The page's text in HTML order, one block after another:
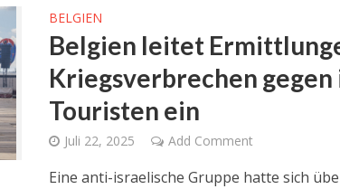
BELGIEN
Belgien leitet
Kriegsverbrechen gegen
Touristen ein
Juli 22, 2025 Add Comment
Eine anti-israelische Gruppe hatte sich